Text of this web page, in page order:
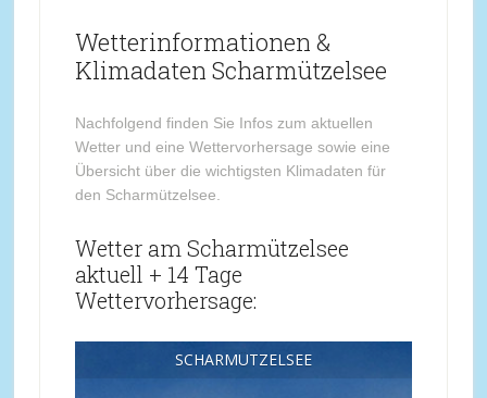
Wetterinformationen &
Klimadaten Scharmützelsee
Nachfolgend finden Sie Infos zum aktuellen
Wetter und eine Wettervorhersage sowie eine
Übersicht über die wichtigsten Klimadaten für
den Scharmützelsee.
Wetter am Scharmützelsee
aktuell + 14 Tage
Wettervorhersage:
SCHARMÜTZELSEE